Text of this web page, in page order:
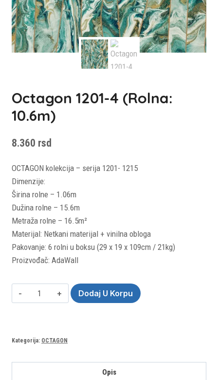
Octagon 1201-4 (rolna:
10.6m)
8.360 rsd
OCTAGON kolekcija – serija 1201- 1215
Dimenzije:
Širina rolne – 1.06m
Dužina rolne – 15.6m
Metraža rolne – 16.5m²
Materijal: Netkani materijal + vinilna obloga
Pakovanje: 6 rolni u boksu (29 x 19 x 109cm / 21kg)
Proizvođač: AdaWall
Octagon
1201-
10.6m)
Dodaj U Korpu
Kategorija: OCTAGON
Opis